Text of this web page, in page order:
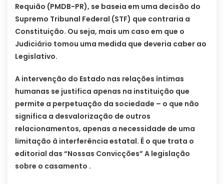
Requião (PMDB-PR), se baseia em uma decisão do
Supremo Tribunal Federal (STF) que contraria a
Constituição. Ou seja, mais um caso em que o
Judiciário tomou uma medida que deveria caber ao
Legislativo.
A intervenção do Estado nas relações íntimas
humanas se justifica apenas na instituição que
permite a perpetuação da sociedade – o que não
significa a desvalorização de outros
relacionamentos, apenas a necessidade de uma
limitação à interferência estatal. É o que trata o
editorial das “Nossas Convicções” A legislação
sobre o casamento .